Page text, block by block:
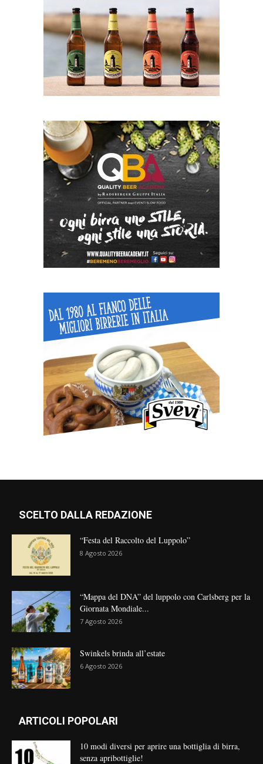
SCELTO DALLA REDAZIONE
“Festa del Raccolto del Luppolo”
8 Agosto 2026
“Mappa del DNA” del luppolo con Carlsberg per la
Giornata Mondiale...
7 Agosto 2026
Swinkels brinda all’estate
6 Agosto 2026
ARTICOLI POPOLARI
10 modi diversi per aprire una bottiglia di birra,
senza apribottiglie!